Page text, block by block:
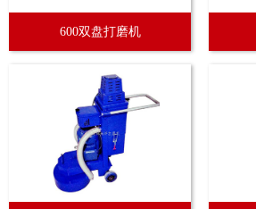
600双盘打磨机